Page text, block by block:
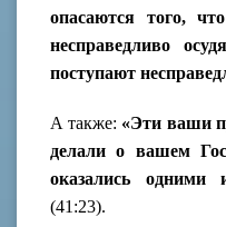
опасаются того,
несправедливо
поступают
А также: «Эти ваши
делали о вашем
оказались одними
(41:23).